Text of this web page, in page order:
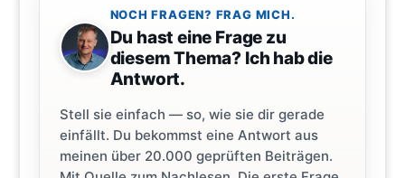
NOCH FRAGEN? FRAG MICH.
Du hast eine Frage zu
diesem Thema? Ich hab die
Antwort.
Stell sie einfach — so, wie sie dir gerade
einfällt. Du bekommst eine Antwort aus
meinen über 20.000 geprüften Beiträgen.